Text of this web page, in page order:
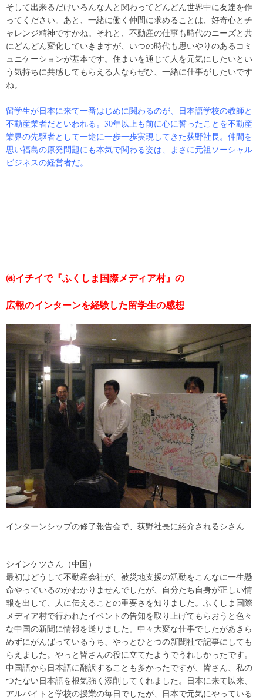
そして出来るだけいろんな人と関わってどんどん世界中に友達を作
ってください。あと、一緒に働く仲間に求めることは、好奇心とチ
ャレンジ精神ですかね。それと、不動産の仕事も時代のニーズと共
にどんどん変化していきますが、いつの時代も思いやりのあるコミ
ュニケーションが基本です。住まいを通じて人を元気にしたいとい
う気持ちに共感してもらえる人ならぜひ、一緒に仕事がしたいです
ね。
留学生が日本に来て一番はじめに関わるのが、日本語学校の教師と
不動産業者だといわれる。30年以上も前に心に誓ったことを不動産
業界の先駆者として一途に一歩一歩実現してきた荻野社長。仲間を
思い福島の原発問題にも本気で関わる姿は、まさに元祖ソーシャル
ビジネスの経営者だ。
㈱イチイで『ふくしま国際メディア村』の
広報のインターンを経験した留学生の感想
インターンシップの修了報告会で、荻野社長に紹介されるシさん
シインケツさん（中国）
最初はどうして不動産会社が、被災地支援の活動をこんなに一生懸
命やっているのかわかりませんでしたが、自分たち自身が正しい情
報を出して、人に伝えることの重要さを知りました。ふくしま国際
メディア村で行われたイベントの告知を取り上げてもらおうと色々
な中国の新聞に情報を送りました。中々大変な仕事でしたがあきら
めずにがんばっているうち、やっとひとつの新聞社で記事にしても
らえました。やっと皆さんの役に立てたようでうれしかったです。
中国語から日本語に翻訳することも多かったですが、皆さん、私の
つたない日本語を根気強く添削してくれました。日本に来て以来、
アルバイトと学校の授業の毎日でしたが、日本で元気にやっている